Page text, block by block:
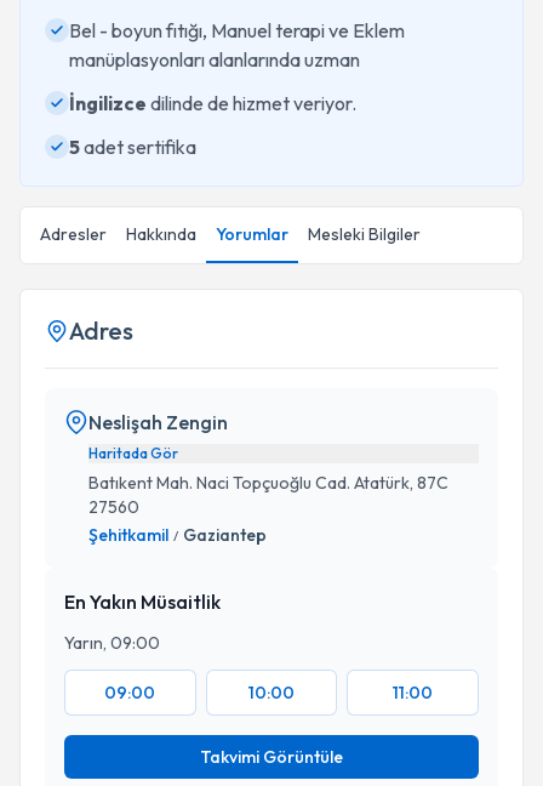
Bel - boyun fıtığı, Manuel terapi ve Eklem
manüplasyonları alanlarında uzman
İngilizce dilinde de hizmet veriyor.
5adet sertifika
Adresler Hakkında Yorumlar Mesleki Bilgiler
Adres
Neslişah Zengin
Haritada Gör
Batıkent Mah. Naci Topçuoğlu Cad. Atatürk, 87C
27560
Şehitkamil / Gaziantep
En Yakın Müsaitlik
Yarın, 09:00
09:00 10:00 11:00
Takvimi Görüntüle